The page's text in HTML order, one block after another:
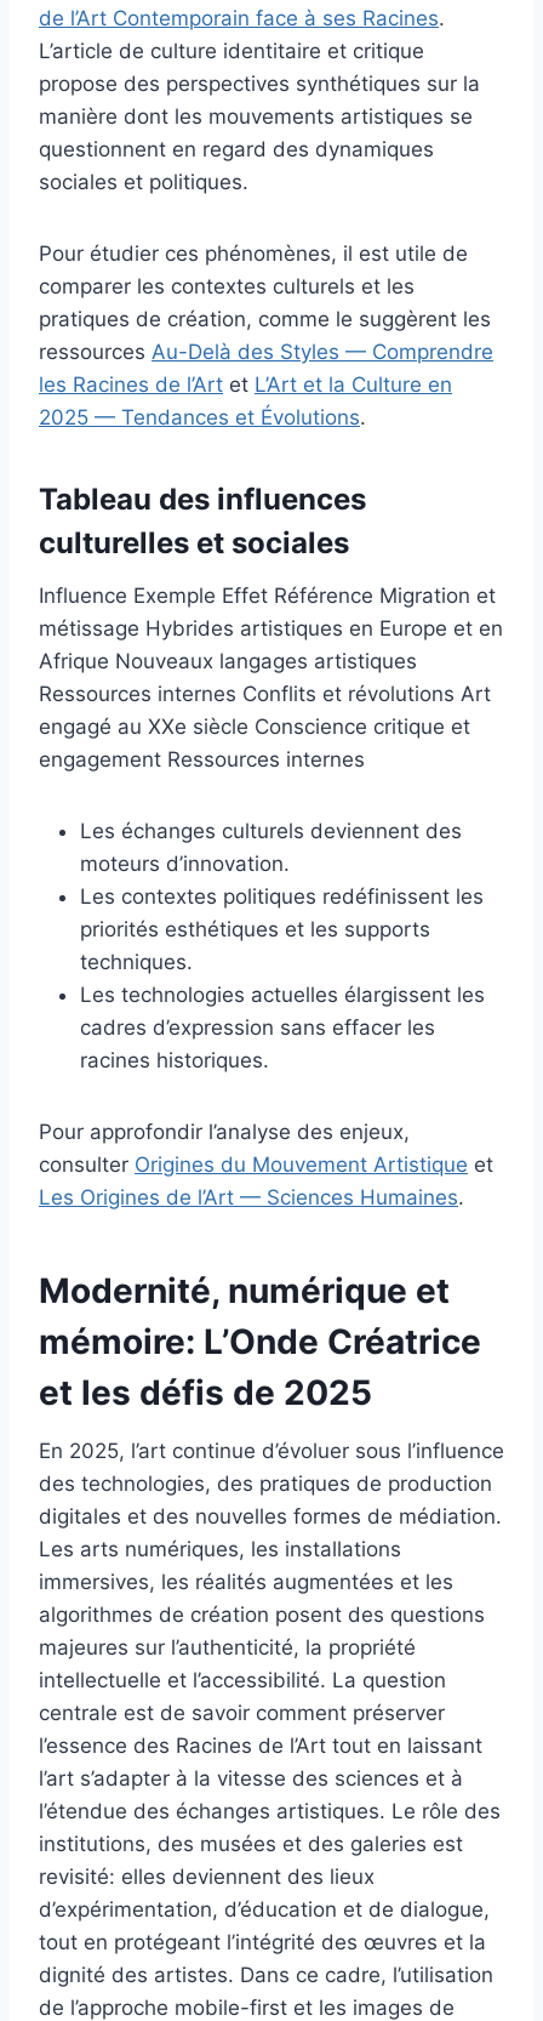
de l’Art Contemporain face à ses Racines.
L’article de culture identitaire et critique
propose des perspectives synthétiques sur la
manière dont les mouvements artistiques se
questionnent en regard des dynamiques
sociales et politiques.
Pour étudier ces phénomènes, il est utile de
comparer les contextes culturels et les
pratiques de création, comme le suggèrent les
ressources Au-Delà des Styles — Comprendre
les Racines de l’Art et L’Art et la Culture en
2025 — Tendances et Évolutions.
Tableau des influences
culturelles et sociales
Influence Exemple Effet Référence Migration et
métissage Hybrides artistiques en Europe et en
Afrique Nouveaux langages artistiques
Ressources internes Conflits et révolutions Art
engagé au XXe siècle Conscience critique et
engagement Ressources internes
Les échanges culturels deviennent des
moteurs d’innovation.
Les contextes politiques redéfinissent les
priorités esthétiques et les supports
techniques.
Les technologies actuelles élargissent les
cadres d’expression sans effacer les
racines historiques.
Pour approfondir l’analyse des enjeux,
consulter Origines du Mouvement Artistique et
Les Origines de l’Art — Sciences Humaines.
Modernité, numérique et
mémoire: L’Onde Créatrice
et les défis de 2025
En 2025, l’art continue d’évoluer sous l’influence
des technologies, des pratiques de production
digitales et des nouvelles formes de médiation.
Les arts numériques, les installations
immersives, les réalités augmentées et les
algorithmes de création posent des questions
majeures sur l’authenticité, la propriété
intellectuelle et l’accessibilité. La question
centrale est de savoir comment préserver
l’essence des Racines de l’Art tout en laissant
l’art s’adapter à la vitesse des sciences et à
l’étendue des échanges artistiques. Le rôle des
institutions, des musées et des galeries est
revisité: elles deviennent des lieux
d’expérimentation, d’éducation et de dialogue,
tout en protégeant l’intégrité des œuvres et la
dignité des artistes. Dans ce cadre, l’utilisation
de l’approche mobile-first et les images de